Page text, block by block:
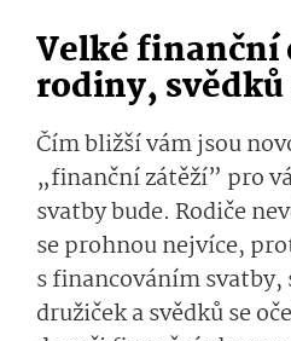
Velké finanční
rodiny,
Čím bližší vám jsou
„finanční zátěží” pro
svatby bude. Rodiče
se prohnou nejvíce,
s financováním
družiček a svědků se